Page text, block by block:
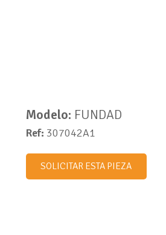
Modelo: FUNDAD
Ref: 307042A1
SOLICITAR ESTA PIEZA